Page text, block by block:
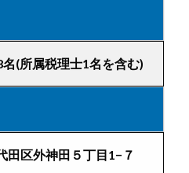
(所属税理士1名を含む)
田区外神田５丁目1−７